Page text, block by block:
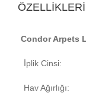
ÖZELLİKLERİ
Condor Arpets
İplik Cinsi:
Hav Ağırlığı: